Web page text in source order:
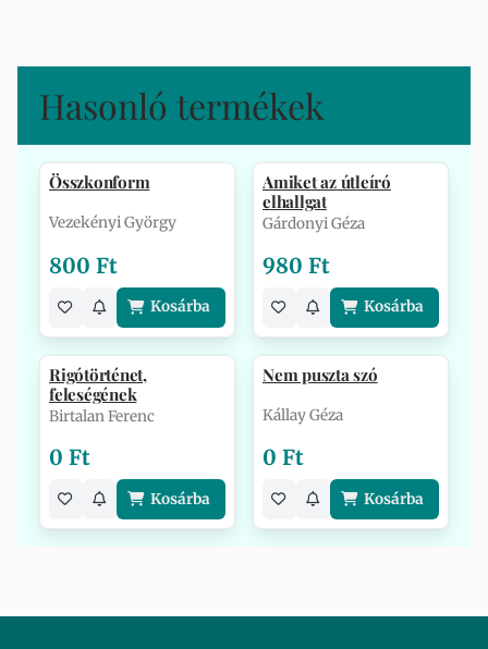
Hasonló termékek
Összkonform
Vezekényi György
800 Ft
Kosárba
Amiket az útleíró
elhallgat
Gárdonyi Géza
980 Ft
Kosárba
Rigótörténet,
feleségének
Birtalan Ferenc
0 Ft
Kosárba
Nem puszta szó
Kállay Géza
0 Ft
Kosárba